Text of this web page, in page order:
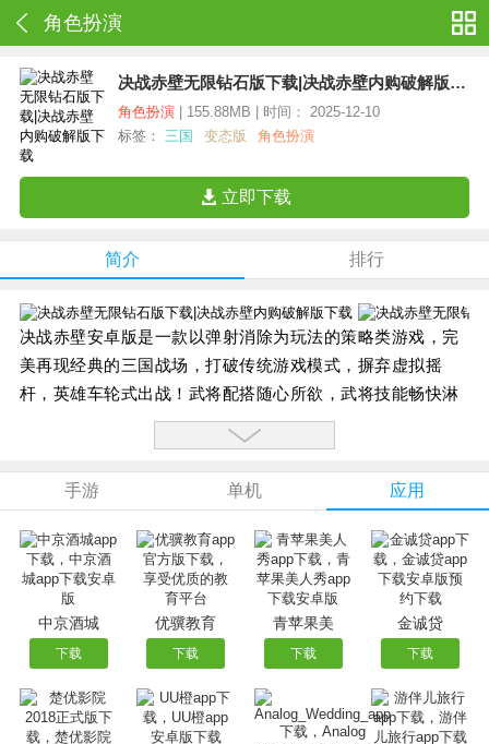
角色扮演
决战赤壁无限钻石版下载|决战赤壁内购破解版下载
角色扮演| 155.88MB | 时间： 2025-12-10
标签： 三国 变态版 角色扮演
立即下载
简介 排行
决战赤壁安卓版是一款以弹射消除为玩法的策略类游戏，完
美再现经典的三国战场，打破传统游戏模式，摒弃虚拟摇
杆，英雄车轮式出战！武将配搭随心所欲，武将技能畅快淋
漓。过五关斩六将，野外见面PK，真正告别无脑战斗。宏大
的万人群战，华丽的武将炫斗，结合极致逼真、大气磅礴的
写实场景，让广大玩家身临其境，尽情在三国世界内驰骋！
【游戏福利】：
1、充值比例1:500，首充送双倍钻石；
2、进游赠送满级VIP15、钻石9999、金币1888888；
3、首充6元即可送三日豪礼：
第一天送：关羽召唤卡，500钻石，首充宝箱(首日)；
第二天送：双攻宝石（5级），1000钻石，首充宝箱(次日)；
4、招财进宝：购买50元，立即获得30000钻石，连续30天每
天领取9000钻石，40扫荡券。共计获得：300000钻石
手游 单机 应用
中京酒城
下载
优骥教育
下载
青苹果美
下载
金诚贷
下载